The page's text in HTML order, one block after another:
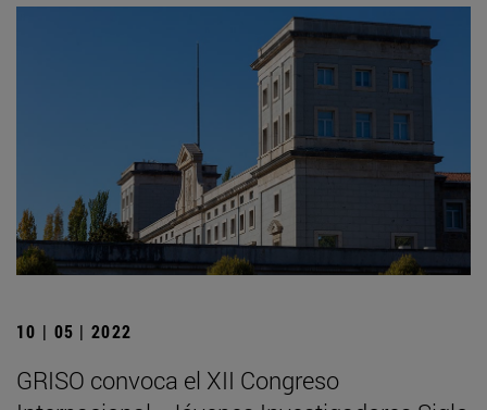
10 | 05 | 2022
GRISO convoca el XII Congreso